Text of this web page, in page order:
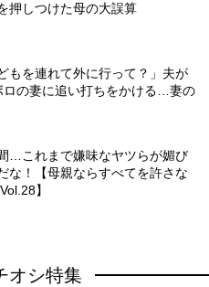
押しつけた母の大誤算
もを連れて外に行って？」夫が
ロの妻に追い打ちをかける…妻の
…これまで嫌味なヤツらが媚び
な！【母親ならすべてを許さな
】
オシ特集